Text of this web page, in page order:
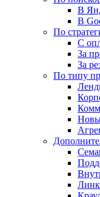
В
В
По
С
За
За
По типу